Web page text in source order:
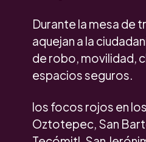
Durante la mesa de
aquejan a la
de robo, movilidad,
espacios seguros.
los focos rojos en
Oztotepec, San